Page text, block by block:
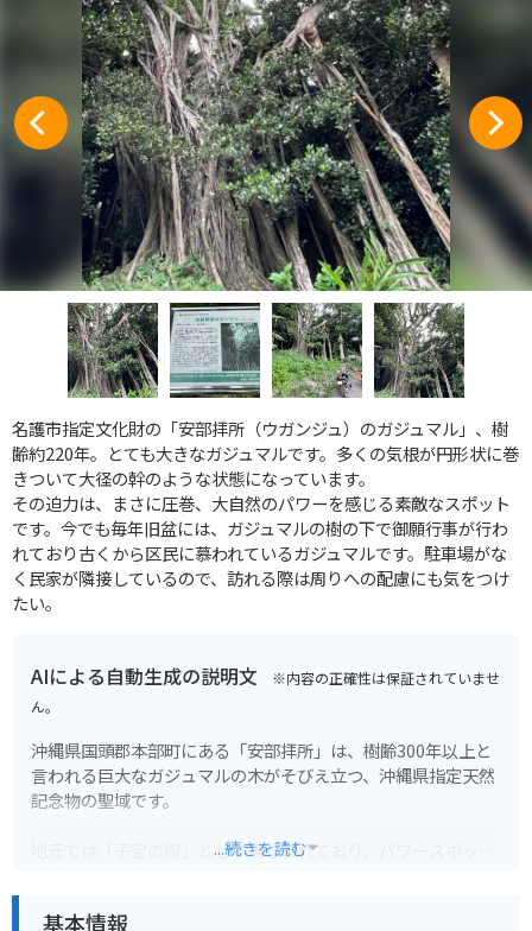
名護市指定文化財の「安部拝所（ウガンジュ）のガジュマル」、樹
齢約220年。とても大きなガジュマルです。多くの気根が円形状に巻
きついて大径の幹のような状態になっています。
その迫力は、まさに圧巻、大自然のパワーを感じる素敵なスポット
です。今でも毎年旧盆には、ガジュマルの樹の下で御願行事が行わ
れており古くから区民に慕われているガジュマルです。駐車場がな
く民家が隣接しているので、訪れる際は周りへの配慮にも気をつけ
たい。
AIによる自動生成の説明文 ※内容の正確性は保証されていませ
ん。
沖縄県国頭郡本部町にある「安部拝所」は、樹齢300年以上と
言われる巨大なガジュマルの木がそびえ立つ、沖縄県指定天然
記念物の聖域です。
地元では「子宝の樹」として親しまれており、パワースポット
安部拝所へは、国道449号線を本部町伊豆味方面へ進み、「伊
...続きを読む
基本情報